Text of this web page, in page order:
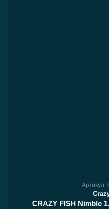
Артикул:
CRAZY FISH Nimble